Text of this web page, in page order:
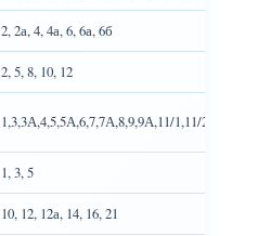
2, 2а, 4, 4а, 6, 6а, 6б
2, 5, 8, 10, 12
1,3,3А,4,5,5А,6,7,7А,8,9,9А,11/1,11/
1, 3, 5
10, 12, 12а, 14, 16, 21